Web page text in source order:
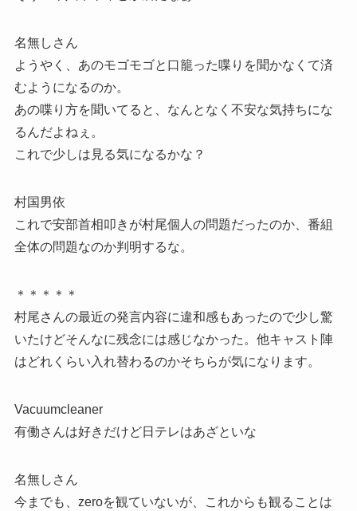
名無しさん
ようやく、あのモゴモゴと口籠った喋りを聞かなくて済
むようになるのか。
あの喋り方を聞いてると、なんとなく不安な気持ちにな
るんだよねぇ。
これで少しは見る気になるかな？
村国男依
これで安部首相叩きが村尾個人の問題だったのか、番組
全体の問題なのか判明するな。
＊＊＊＊＊
村尾さんの最近の発言内容に違和感もあったので少し驚
いたけどそんなに残念には感じなかった。他キャスト陣
はどれくらい入れ替わるのかそちらが気になります。
Vacuumcleaner
有働さんは好きだけど日テレはあざといな
名無しさん
今までも、zeroを観ていないが、これからも観ることは